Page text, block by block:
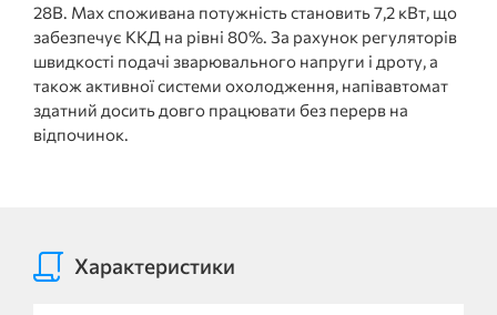
28В. Max споживана потужність становить 7,2 кВт, що
забезпечує ККД на рівні 80%. За рахунок регуляторів
швидкості подачі зварювального напруги і дроту, а
також активної системи охолодження, напівавтомат
здатний досить довго працювати без перерв на
відпочинок.
Характеристики